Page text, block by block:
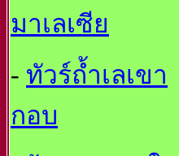
มาเลเซีย
- ทัวร์ถ้ำเลเขา
กอบ